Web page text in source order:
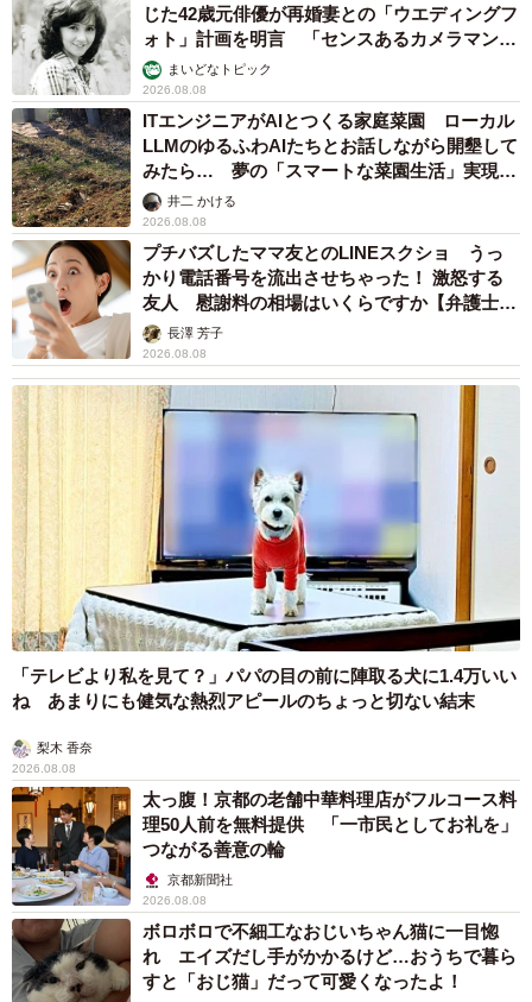
じた42歳元俳優が再婚妻との「ウエディングフ
ォト」計画を明言 「センスあるカメラマン求
む」まいどなトピック
2026.08.08
ITエンジニアがAIとつくる家庭菜園 ローカル
LLMのゆるふわAIたちとお話しながら開墾して
みたら… 夢の「スマートな菜園生活」実現な
るか井二 かける
2026.08.08
プチバズしたママ友とのLINEスクショ うっ
かり電話番号を流出させちゃった！ 激怒する
友人 慰謝料の相場はいくらですか【弁護士が
解説】長澤 芳子
2026.08.08
「テレビより私を見て？」パパの目の前に陣取る犬に1.4万いい
ね あまりにも健気な熱烈アピールのちょっと切ない結末
梨木 香奈
2026.08.08
太っ腹！京都の老舗中華料理店がフルコース料
理50人前を無料提供 「一市民としてお礼を」
つながる善意の輪
京都新聞社
2026.08.08
ボロボロで不細工なおじいちゃん猫に一目惚
れ エイズだし手がかかるけど…おうちで暮ら
すと「おじ猫」だって可愛くなったよ！